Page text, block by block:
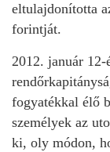
eltulajdonította
forintját.
2012. január
fogyatékkal élő
személyek az
ki, oly módon,